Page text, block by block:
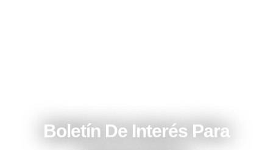
Boletín De Interés Para